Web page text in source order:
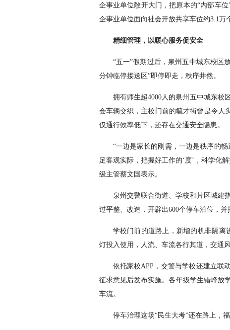
企事业单位敞开大门，把原本的“内部车
企事业单位面向社会开放共享车位约3.1万
精细管理，以暖心服务促安全
“五一”假期过后，泉州五中城东校区
分钟临停接送区”即停即走，秩序井然。
拥有师生超4000人的泉州五中城东校
会车辆交织，主校门前的毓才街曾是令人
仅通行效率低下，还存在交通安全隐患。
“一边是家长的刚需，一边是秩序的
足客观实际，把握好工作的‘度’，科学化
级主管蔡文国表示。
泉州交警联合街道、学校和片区城建
过平整、改造，开辟出600个停车泊位，
学校门前的道路上，新增的机非隔离
灯投入使用，人流、车流各行其道，交通
依托家校APP，交警与学校还建立联
征求意见后发布实施。各年级学生错峰放
车流。
停车治理这场“民生大考”还在路上，